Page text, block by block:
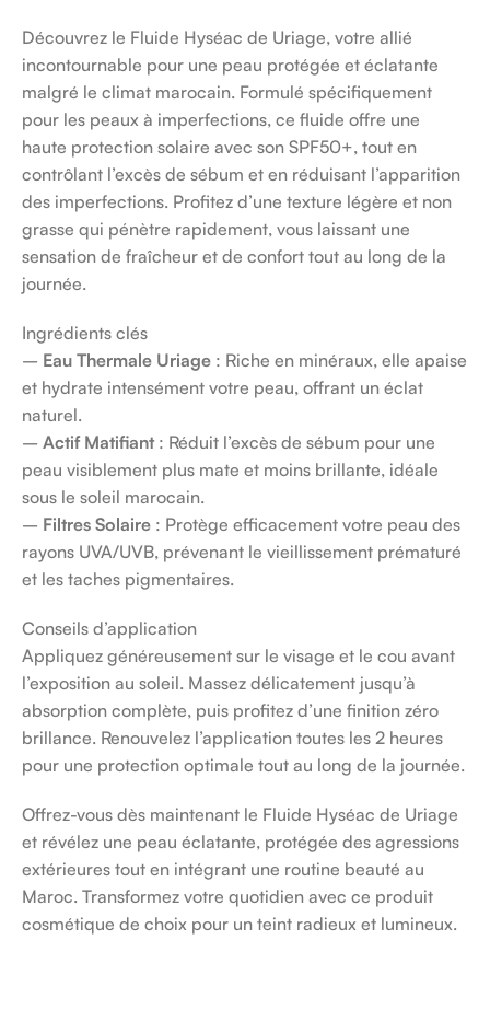
Découvrez le Fluide Hyséac de Uriage, votre allié
incontournable pour une peau protégée et éclatante
malgré le climat marocain. Formulé spécifiquement
pour les peaux à imperfections, ce fluide offre une
haute protection solaire avec son SPF50+, tout en
contrôlant l’excès de sébum et en réduisant l’apparition
des imperfections. Profitez d’une texture légère et non
grasse qui pénètre rapidement, vous laissant une
sensation de fraîcheur et de confort tout au long de la
journée.
Ingrédients clés
– Eau Thermale Uriage : Riche en minéraux, elle apaise
et hydrate intensément votre peau, offrant un éclat
naturel.
– Actif Matifiant: Réduit l’excès de sébum pour une
peau visiblement plus mate et moins brillante, idéale
sous le soleil marocain.
– Filtres Solaire : Protège efficacement votre peau des
rayons UVA/UVB, prévenant le vieillissement prématuré
et les taches pigmentaires.
Conseils d’application
Appliquez généreusement sur le visage et le cou avant
l’exposition au soleil. Massez délicatement jusqu’à
absorption complète, puis profitez d’une finition zéro
brillance. Renouvelez l’application toutes les 2 heures
pour une protection optimale tout au long de la journée.
Offrez-vous dès maintenant le Fluide Hyséac de Uriage
et révélez une peau éclatante, protégée des agressions
extérieures tout en intégrant une routine beauté au
Maroc. Transformez votre quotidien avec ce produit
cosmétique de choix pour un teint radieux et lumineux.